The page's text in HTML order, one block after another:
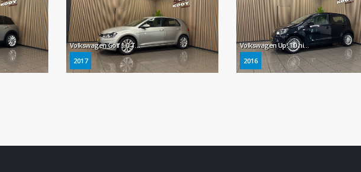
Volkswagen Golf 1.0 TSI Comfortline * Navigatie / Parkeersensoren / Cruise control / NL Auto *
2017
Volkswagen Up! 1.0 high up! BlueMotion * Navigatie / LM Velgen / Cruise control / NL Auto *
2016